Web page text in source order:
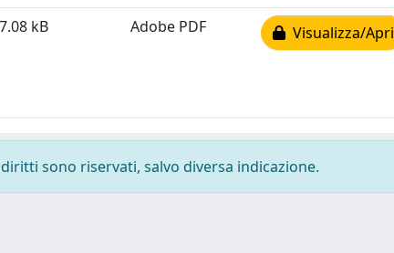
kB Adobe PDF Visualizza/Apri
sono riservati, salvo diversa indicazione.